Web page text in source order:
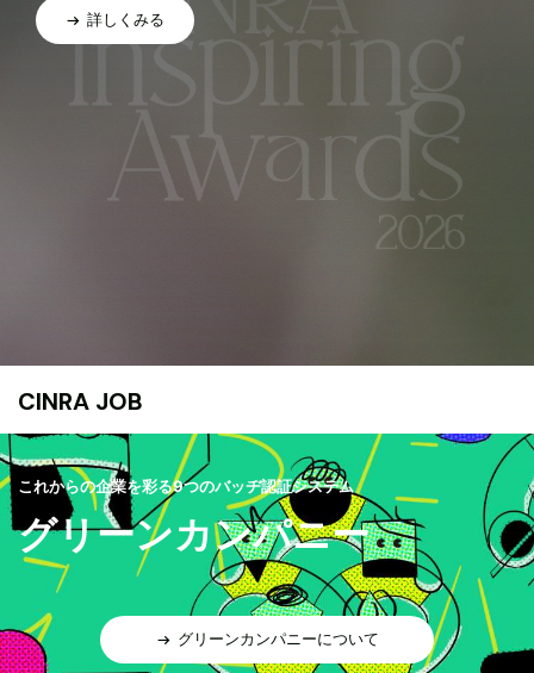
詳しくみる
CINRA JOB
これからの企業を彩る9つのバッヂ認証システム
グリーンカンパニー
グリーンカンパニーについて